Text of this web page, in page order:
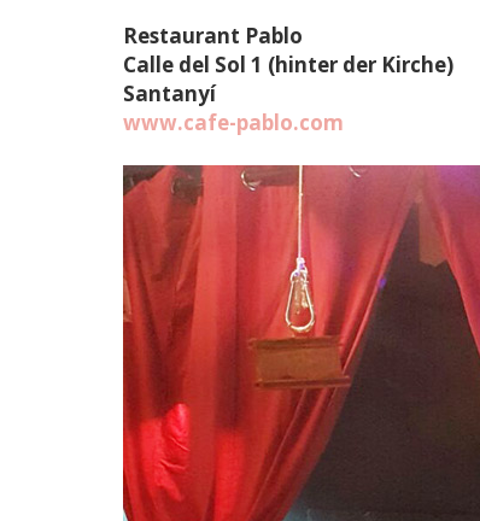
Restaurant Pablo
Calle del Sol 1 (hinter der Kirche)
Santanyí
www.cafe-pablo.com